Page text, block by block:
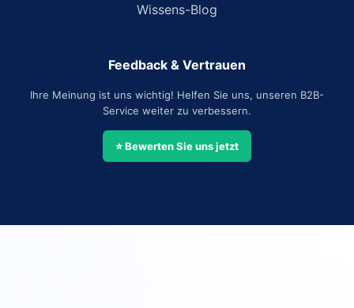
Wissens-Blog
Feedback & Vertrauen
Ihre Meinung ist uns wichtig! Helfen Sie uns, unseren B2B-
Service weiter zu verbessern.
⭐ Bewerten Sie uns jetzt